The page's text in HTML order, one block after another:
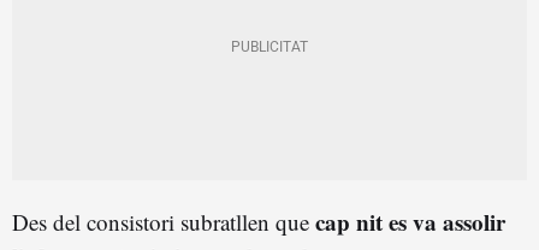
Des del consistori subratllen que cap nit es va assolir